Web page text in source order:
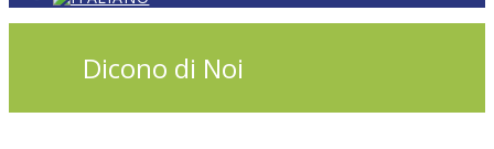
Dicono di Noi